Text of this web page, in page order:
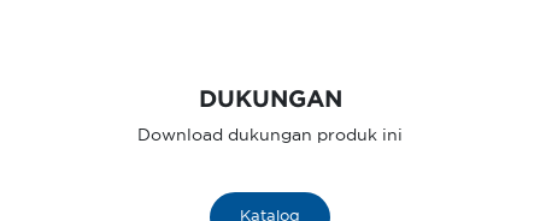
DUKUNGAN
Download dukungan produk ini
Katalog